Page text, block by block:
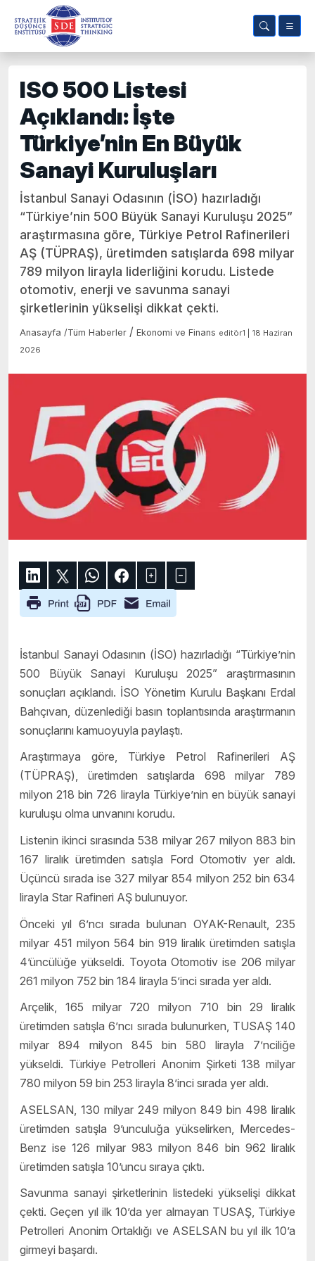
ISO 500 Listesi
Açıklandı: İşte
Türkiye’nin En Büyük
Sanayi Kuruluşları
İstanbul Sanayi Odasının (İSO) hazırladığı
“Türkiye’nin 500 Büyük Sanayi Kuruluşu 2025”
araştırmasına göre, Türkiye Petrol Rafinerileri
AŞ (TÜPRAŞ), üretimden satışlarda 698 milyar
789 milyon lirayla liderliğini korudu. Listede
otomotiv, enerji ve savunma sanayi
şirketlerinin yükselişi dikkat çekti.
Anasayfa /Tüm Haberler / Ekonomi ve Finans editör1 | 18 Haziran
2026
İstanbul Sanayi Odasının (İSO) hazırladığı “Türkiye’nin
500 Büyük Sanayi Kuruluşu 2025” araştırmasının
sonuçları açıklandı. İSO Yönetim Kurulu Başkanı Erdal
Bahçıvan, düzenlediği basın toplantısında araştırmanın
sonuçlarını kamuoyuyla paylaştı.
Araştırmaya göre, Türkiye Petrol Rafinerileri AŞ
(TÜPRAŞ), üretimden satışlarda 698 milyar 789
milyon 218 bin 726 lirayla Türkiye’nin en büyük sanayi
kuruluşu olma unvanını korudu.
Listenin ikinci sırasında 538 milyar 267 milyon 883 bin
167 liralık üretimden satışla Ford Otomotiv yer aldı.
Üçüncü sırada ise 327 milyar 854 milyon 252 bin 634
lirayla Star Rafineri AŞ bulunuyor.
Önceki yıl 6’ncı sırada bulunan OYAK-Renault, 235
milyar 451 milyon 564 bin 919 liralık üretimden satışla
4’üncülüğe yükseldi. Toyota Otomotiv ise 206 milyar
261 milyon 752 bin 184 lirayla 5’inci sırada yer aldı.
Arçelik, 165 milyar 720 milyon 710 bin 29 liralık
üretimden satışla 6’ncı sırada bulunurken, TUSAŞ 140
milyar 894 milyon 845 bin 580 lirayla 7’nciliğe
yükseldi. Türkiye Petrolleri Anonim Şirketi 138 milyar
780 milyon 59 bin 253 lirayla 8’inci sırada yer aldı.
ASELSAN, 130 milyar 249 milyon 849 bin 498 liralık
üretimden satışla 9’unculuğa yükselirken, Mercedes-
Benz ise 126 milyar 983 milyon 846 bin 962 liralık
üretimden satışla 10’uncu sıraya çıktı.
Savunma sanayi şirketlerinin listedeki yükselişi dikkat
çekti. Geçen yıl ilk 10’da yer almayan TUSAŞ, Türkiye
Petrolleri Anonim Ortaklığı ve ASELSAN bu yıl ilk 10’a
girmeyi başardı.